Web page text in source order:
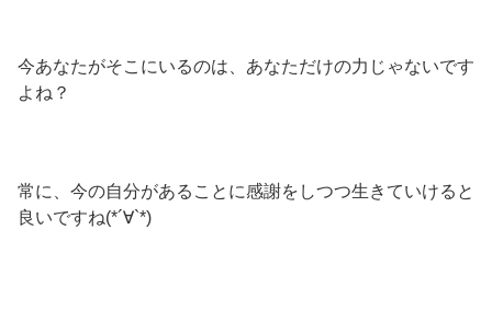
今あなたがそこにいるのは、あなただけの力じゃないです
よね？
常に、今の自分があることに感謝をしつつ生きていけると
良いですね(*´∀`*)